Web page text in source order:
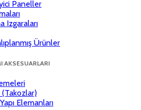
Paneller
Izgaraları
Ürünler
AKSESUARLARI
(Takozlar)
Elemanları